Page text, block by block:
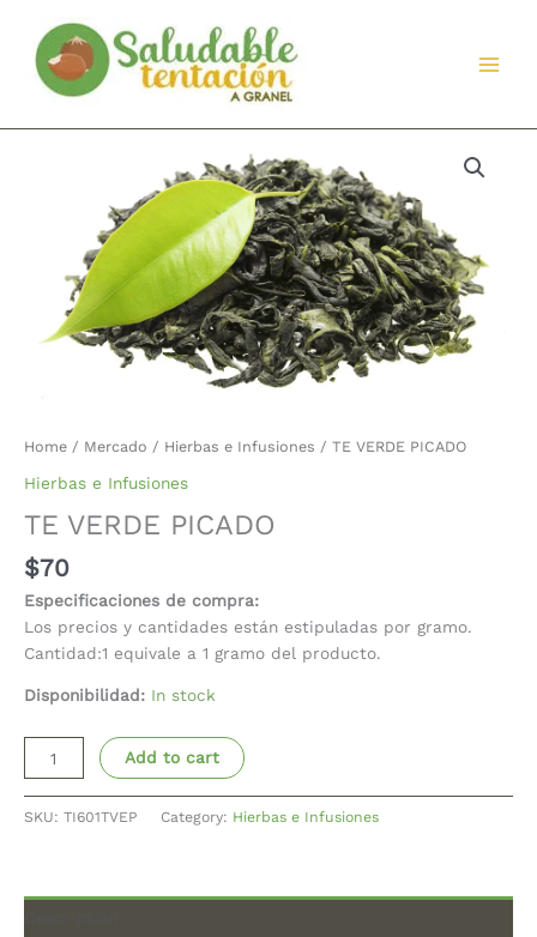
contenido
Home / Mercado / Hierbas e Infusiones / TE VERDE PICADO
Hierbas e Infusiones
TE VERDE PICADO
$70
Especificaciones de compra:
Los precios y cantidades están estipuladas por gramo.
Cantidad:1 equivale a 1 gramo del producto.
Disponibilidad: In stock
Add to cart
SKU: TI601TVEP Category: Hierbas e Infusiones